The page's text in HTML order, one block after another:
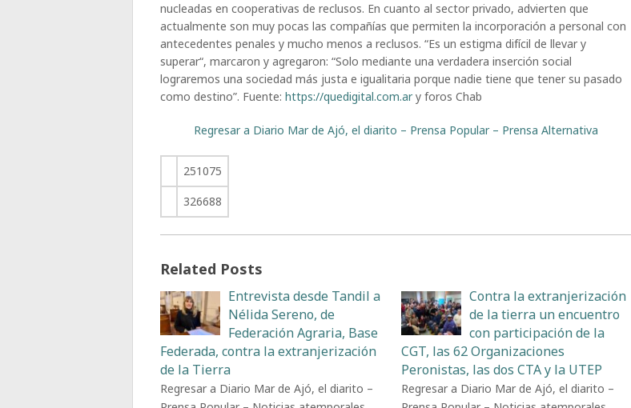
nucleadas en cooperativas de reclusos. En cuanto al sector privado, advierten que
actualmente son muy pocas las compañías que permiten la incorporación a personal con
antecedentes penales y mucho menos a reclusos. “Es un estigma difícil de llevar y
superar“, marcaron y agregaron: “Solo mediante una verdadera inserción social
lograremos una sociedad más justa e igualitaria porque nadie tiene que tener su pasado
como destino”. Fuente:https://quedigital.com.ary foros Chab
Regresar a Diario Mar de Ajó, el diarito – Prensa Popular – Prensa Alternativa
251075
326688
Related Posts
Entrevista desde Tandil a
Nélida Sereno, de
Federación Agraria, Base
Federada, contra la extranjerización
de la Tierra
Regresar a Diario Mar de Ajó, el diarito –
Contra la extranjerización
de la tierra un encuentro
con participación de la
CGT, las 62 Organizaciones
Peronistas, las dos CTA y la UTEP
Regresar a Diario Mar de Ajó, el diarito –